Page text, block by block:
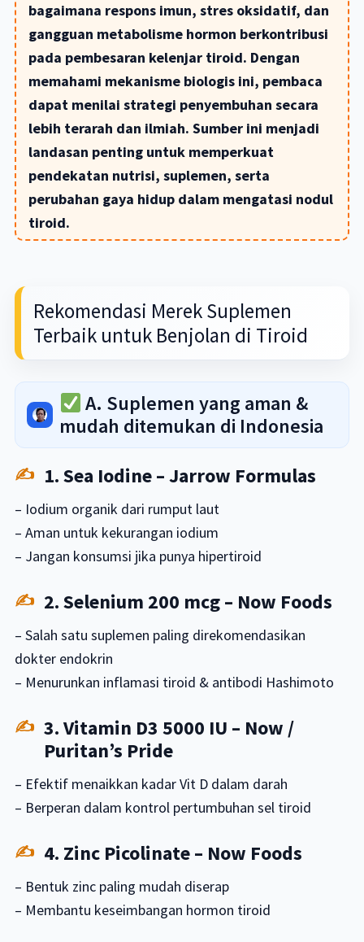
bagaimana respons imun, stres oksidatif, dan
gangguan metabolisme hormon berkontribusi
pada pembesaran kelenjar tiroid. Dengan
memahami mekanisme biologis ini, pembaca
dapat menilai strategi penyembuhan secara
lebih terarah dan ilmiah. Sumber ini menjadi
landasan penting untuk memperkuat
pendekatan nutrisi, suplemen, serta
perubahan gaya hidup dalam mengatasi nodul
tiroid.
Rekomendasi Merek Suplemen
Terbaik untuk Benjolan di Tiroid
A. Suplemen yang aman &
mudah ditemukan di Indonesia
1. Sea Iodine – Jarrow Formulas
– Iodium organik dari rumput laut
– Aman untuk kekurangan iodium
– Jangan konsumsi jika punya hipertiroid
2. Selenium 200 mcg – Now Foods
– Salah satu suplemen paling direkomendasikan
dokter endokrin
– Menurunkan inflamasi tiroid & antibodi Hashimoto
3. Vitamin D3 5000 IU – Now /
Puritan’s Pride
– Efektif menaikkan kadar Vit D dalam darah
– Berperan dalam kontrol pertumbuhan sel tiroid
4. Zinc Picolinate – Now Foods
– Bentuk zinc paling mudah diserap
– Membantu keseimbangan hormon tiroid